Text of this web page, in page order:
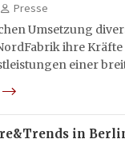
Presse
Umsetzung
ihre
einer
in